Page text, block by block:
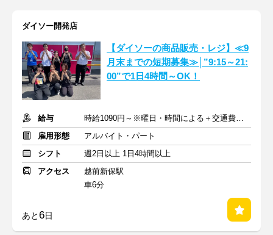
ダイソー開発店
【ダイソーの商品販売・レジ】≪9
月末までの短期募集≫│”9:15～21:
00”で1日4時間～OK！
給与
時給1090円～※曜日・時間による＋交通費規定内支給
雇用形態
アルバイト・パート
シフト
週2日以上 1日4時間以上
アクセス
越前新保駅
車6分
あと6日